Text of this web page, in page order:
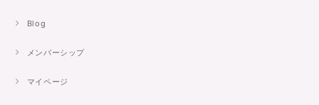
Blog
メンバーシップ
マイページ